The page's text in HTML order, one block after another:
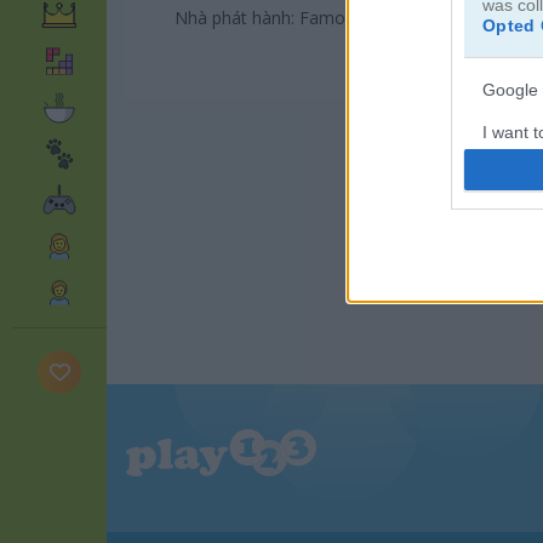
was
Opted
Google
I want
web
I want
Nhà phát hành: Famobi